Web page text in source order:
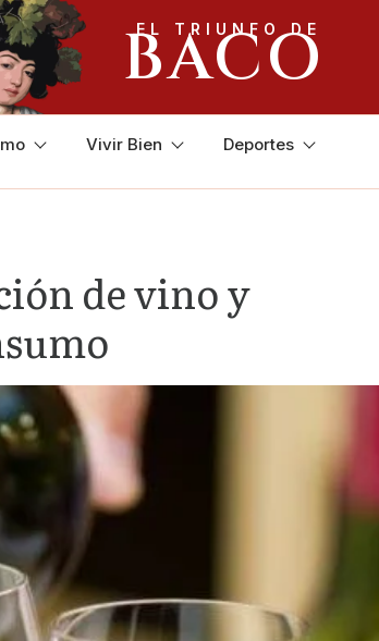
EL TRIUNFO DE
BACO
Vivir Bien Deportes
de vino y